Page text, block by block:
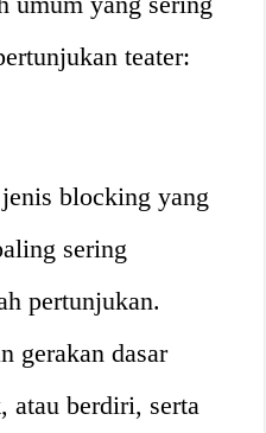
teater:
blocking yang
sering
pertunjukan.
gerakan dasar
atau berdiri, serta